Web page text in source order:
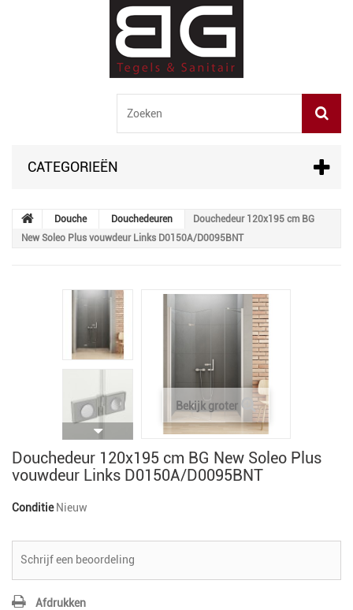
CATEGORIEËN
Douche Douchedeuren
Douchedeur 120x195 cm BG
New Soleo Plus vouwdeur Links D0150A/D0095BNT
Bekijk groter
Douchedeur 120x195 cm BG New Soleo Plus
vouwdeur Links D0150A/D0095BNT
Conditie Nieuw
Schrijf een beoordeling
Afdrukken